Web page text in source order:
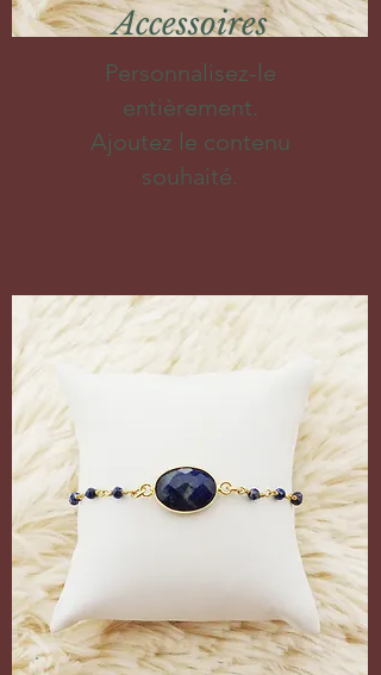
Accessoires
Personnalisez-le
entièrement.
Ajoutez le contenu
souhaité.